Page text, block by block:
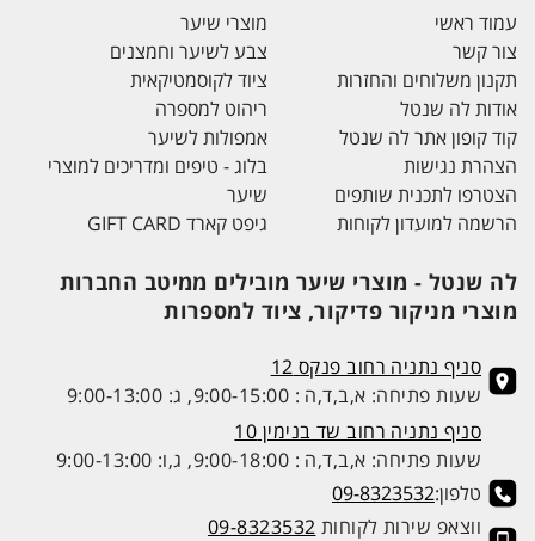
עמוד ראשי
צור קשר
תקנון משלוחים והחזרות
אודות לה שנטל
קוד קופון אתר לה שנטל
הצהרת נגישות
הצטרפו לתכנית שותפים
הרשמה למועדון לקוחות
מוצרי שיער
צבע לשיער וחמצנים
ציוד לקוסמטיקאית
ריהוט למספרה
אמפולות לשיער
בלוג - טיפים ומדריכים למוצרי
שיער
גיפט קארד GIFT CARD
לה שנטל - מוצרי שיער מובילים ממיטב החברות
מוצרי מניקור פדיקור, ציוד למספרות
סניף נתניה רחוב פנקס 12
שעות פתיחה: א,ב,ד,ה : 9:00-15:00, ג: 9:00-13:00
סניף נתניה רחוב שד בנימין 10
שעות פתיחה: א,ב,ד,ה : 9:00-18:00, ג,ו: 9:00-13:00
טלפון:09-8323532
ווצאפ שירות לקוחות 09-8323532